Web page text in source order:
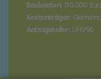
Baukosten: 110.000
Kostenträger:
Antragsteller:UHV96